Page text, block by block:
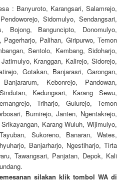
: Banyuroto, Karangsari, Salamrejo,
Sidomulyo, Sendangsari,
Bojong, Banguncipto, Donomulyo,
Palihan, Giripurwo, Temon
Sentolo, Kembang, Sidoharjo,
Kranggan, Kalirejo, Sidorejo,
Gotakan, Banjarasri, Garongan,
Kebonrejo, Pandowan,
Kedungsari, Karang Sewu,
Triharjo, Gulurejo, Temon
Bumirejo, Janten, Ngentakrejo,
Karang Wuluh, Wijimulyo,
Sukoreno, Banaran, Wates,
Banjarharjo, Ngestiharjo, Tirta
Tawangsari, Panjatan, Depok, Kali
silakan klik tombol WA di